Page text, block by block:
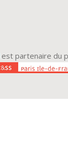
est partenaire du